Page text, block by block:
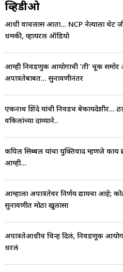
व्हिडीओ
आधी वाचलास आता... NCP नेत्याला थेट
धमकी, व्हायरल ऑडियो
आम्ही निवडणुक आयोगाची 'ती' चूक
अपात्रतेबाबत... सुनावणीनंतर
एकनाथ शिंदे यांची निवडच बेकायदेशीर...
वकिलांच्या दाव्याने..
कपिल सिब्बल यांचा युक्तिवाद म्हणजे काय
आम्ही...
आम्हाला अपात्रतेवर निर्णय द्यायचा आहे;
सुनावणीत मोठा खुलासा
अपात्रतेआधीच चिन्ह दिलं, निवडणूक
धरलं